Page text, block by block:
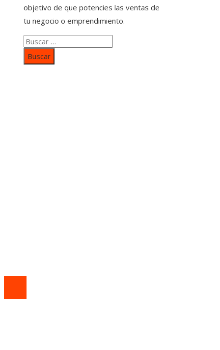
objetivo de que potencies las ventas de
tu negocio o emprendimiento.
Buscar: